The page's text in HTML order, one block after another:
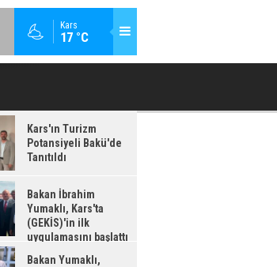
Kars
17 °C
BAKAN İBRAHIM YUMAKLI, KARS'TA (GEKİS)'IN ILK
Kars'ın Turizm
Potansiyeli Bakü'de
Tanıtıldı
Bakan İbrahim
Yumaklı, Kars'ta
(GEKİS)'in ilk
uygulamasını başlattı
Bakan Yumaklı,